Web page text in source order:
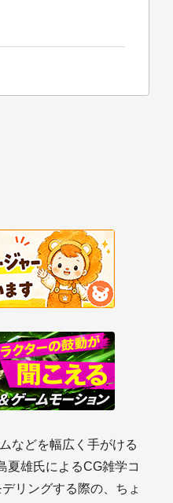
などを幅広く手がける
夏雄氏によるCG雑学コ
リングする際の、ちょ